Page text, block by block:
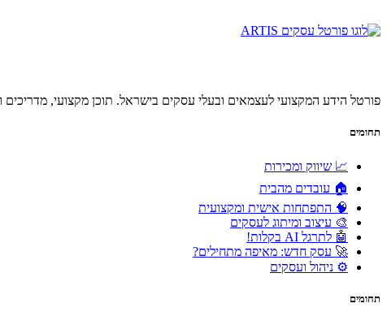
פורטל הידע המקצועי לעצמאים ובעלי עסקים בישראל. תוכן מקצועי, מדריכים
תחומים
📈 שיווק ומכירות
🏠 עובדים מהבית
🧠 התפתחות אישית ומקצועית
🎨 עיצוב ומיתוג לעסקים
🤖 לתרגל AI בקלות!
🚀 עסק חדש: מאיפה מתחילים?
⚙️ ניהול ועסקים
תחומים